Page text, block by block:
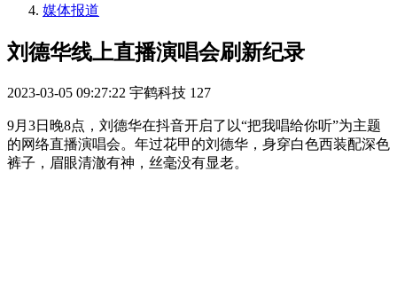
媒体报道
刘德华线上直播演唱会刷新纪录
2023-03-05 09:27:22 宇鹤科技 127
9月3日晚8点，刘德华在抖音开启了以“把我唱给你听”为主题
的网络直播演唱会。年过花甲的刘德华，身穿白色西装配深色
裤子，眉眼清澈有神，丝毫没有显老。